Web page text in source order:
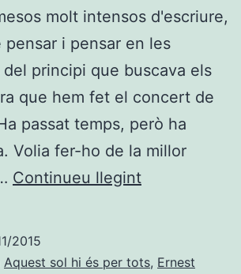
molt intensos d'escriure,
pensar i pensar en les
del principi que buscava els
que hem fet el concert de
passat temps, però ha
Volia fer-ho de la millor
Continueu llegintAquest
és
2015
Aquest sol hi és per tots, Ernest